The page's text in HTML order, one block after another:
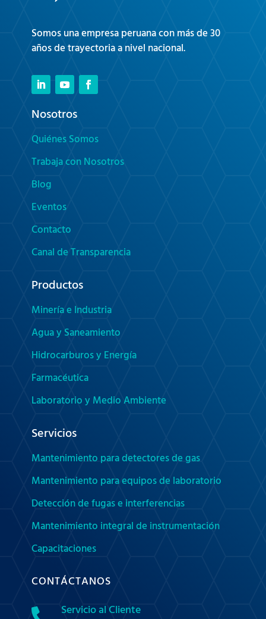
Somos una empresa peruana con más de 30
años de trayectoria a nivel nacional.
Nosotros
Quiénes Somos
Trabaja con Nosotros
Blog
Eventos
Contacto
Canal de Transparencia
Productos
Minería e Industria
Agua y Saneamiento
Hidrocarburos y Energía
Farmacéutica
Laboratorio y Medio Ambiente
Servicios
Mantenimiento para detectores de gas
Mantenimiento para equipos de laboratorio
Detección de fugas e interferencias
Mantenimiento integral de instrumentación
Capacitaciones
CONTÁCTANOS
Servicio al Cliente